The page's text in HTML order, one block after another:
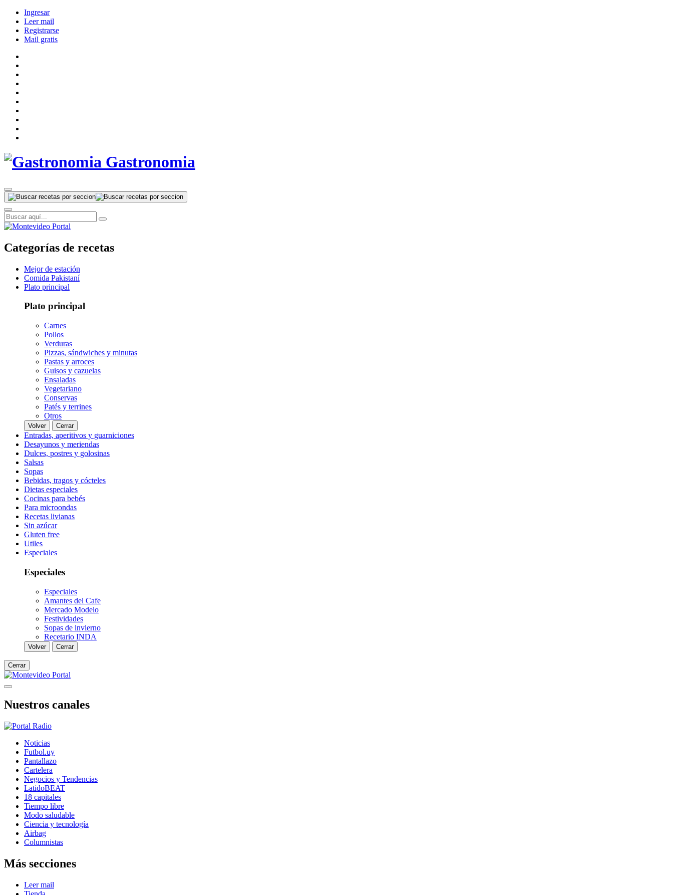
Ingresar
Leer mail
Registrarse
Mail gratis
Gastronomia
Categorías de recetas
Mejor de estación
Comida Pakistaní
Plato principal
Plato principal
Carnes
Pollos
Verduras
Pizzas, sándwiches y minutas
Pastas y arroces
Guisos y cazuelas
Ensaladas
Vegetariano
Conservas
Patés y terrines
Otros
Volver Cerrar
Entradas, aperitivos y guarniciones
Desayunos y meriendas
Dulces, postres y golosinas
Salsas
Sopas
Bebidas, tragos y cócteles
Dietas especiales
Cocinas para bebés
Para microondas
Recetas livianas
Sin azúcar
Gluten free
Utiles
Especiales
Especiales
Especiales
Amantes del Cafe
Mercado Modelo
Festividades
Sopas de invierno
Recetario INDA
Volver Cerrar
Cerrar
Nuestros canales
Noticias
Futbol.uy
Pantallazo
Cartelera
Negocios y Tendencias
LatidoBEAT
18 capitales
Tiempo libre
Modo saludable
Ciencia y tecnología
Airbag
Columnistas
Más secciones
Leer mail